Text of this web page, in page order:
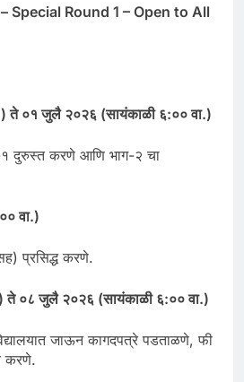
Special Round 1 – Open to All
ते ०१ जुलै २०२६ (सायंकाळी ६:०० वा.)
१ दुरुस्त करणे आणि भाग-२ चा
वा.)
प्रसिद्ध करणे.
ते ०८ जुलै २०२६ (सायंकाळी ६:०० वा.)
जाऊन कागदपत्रे पडताळणे, फी
करणे.